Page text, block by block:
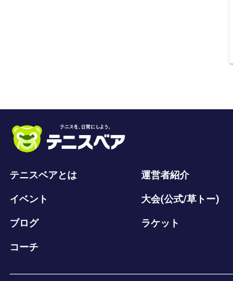
テニスベアとは 運営者紹介
イベント 大会(公式/草トー)
ブログ ラケット
コーチ